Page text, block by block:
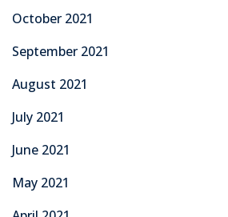
October 2021
September 2021
August 2021
July 2021
June 2021
May 2021